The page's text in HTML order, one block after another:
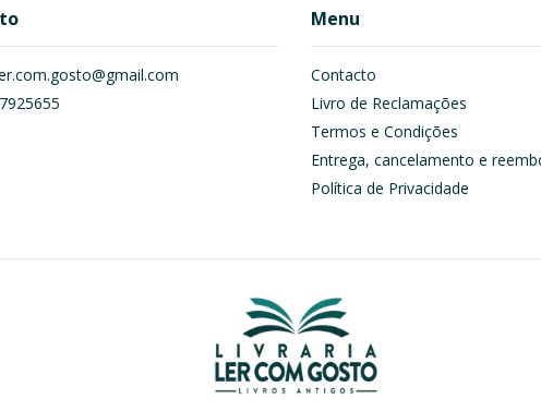
Menu
Contacto
Livro de Reclamações
Termos e Condições
Entrega, cancelamento e
Política de Privacidade